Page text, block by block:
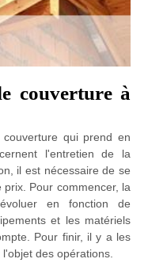
couverture à
qui prend en
l'entretien de la
il est nécessaire de se
Pour commencer, la
en fonction de
et les matériels
Pour finir, il y a les
des opérations.